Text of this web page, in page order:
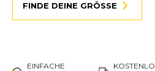
FINDE DEINE GRÖSSE
EINFACHE